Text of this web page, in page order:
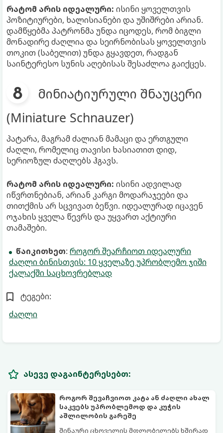
რატომ არის იდეალური: ისინი ყოველთვის
პოზიტიურები, ხალისიანები და უშიშრები არიან.
დამწყებმა პატრონმა უნდა იცოდეს, რომ ბიგლი
მონადირე ძაღლია და სეირნობისას ყოველთვის
თოკით (საბელით) უნდა გყავდეთ, რადგან
საინტერესო სუნის აღებისას შესაძლოა გაიქცეს.
მინიატიურული შნაუცერი
(Miniature Schnauzer)
პატარა, მაგრამ ძალიან მამაცი და ერთგული
ძაღლი, რომელიც თავისი ხასიათით დიდ,
სერიოზულ ძაღლებს ჰგავს.
რატომ არის იდეალური: ისინი ადვილად
იწვრთნებიან, არიან კარგი მოდარაჯეები და
თითქმის არ სცვივათ ბეწვი. იდეალურად იცავენ
ოჯახის ყველა წევრს და უყვართ აქტიური
თამაშები.
წაიკითხეთ: როგორ შეარჩიოთ იდეალური
ძაღლი ბინისთვის: 10 ყველაზე უპრობლემო ჯიში
ქალაქში საცხოვრებლად
ტეგები:
ძაღლი
ასევე დაგაინტერესებთ:
როგორ შევაჩვიოთ კატა ან ძაღლი ახალ
საკვებს უპრობლემოდ და კუჭის
აშლილობის გარეშე
შინაური ცხოველის მფლობელებს ხშირად